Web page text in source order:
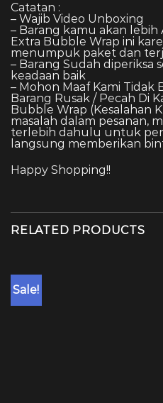
Catatan :
– Wajib Video Unboxing
– Barang kamu akan
Extra Bubble Wrap ini
menumpuk paket dan
– Barang Sudah diperiksa
keadaan baik
– Mohon Maaf Kami
Barang Rusak / Pecah Di
Bubble Wrap (Kesalahan
masalah dalam pesanan,
terlebih dahulu untuk
langsung memberikan
Happy Shopping!!
RELATED PRODUCTS
Sale!